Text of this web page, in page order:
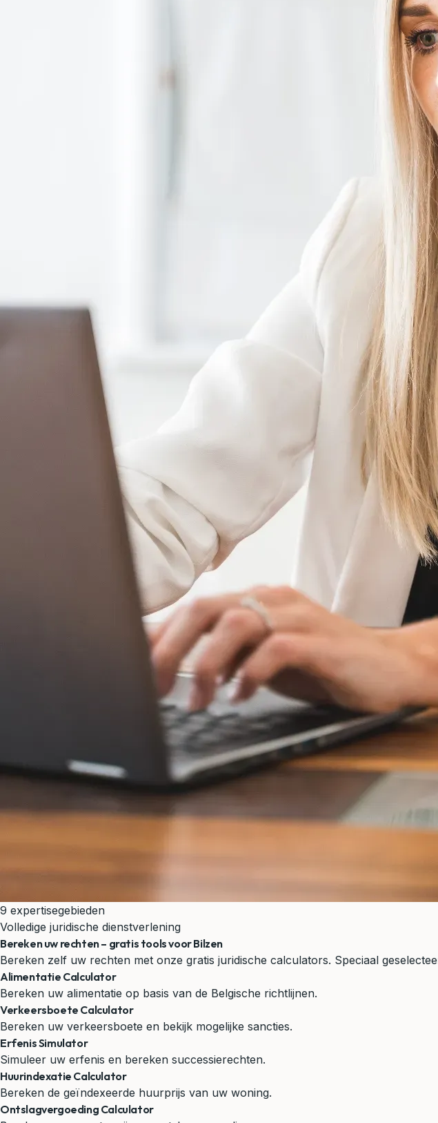
9 expertisegebieden
Volledige juridische dienstverlening
Bereken uw rechten – gratis tools voor Bilzen
Bereken zelf uw rechten met onze gratis juridische calculators. Speciaal
Alimentatie Calculator
Bereken uw alimentatie op basis van de Belgische richtlijnen.
Verkeersboete Calculator
Bereken uw verkeersboete en bekijk mogelijke sancties.
Erfenis Simulator
Simuleer uw erfenis en bereken successierechten.
Huurindexatie Calculator
Bereken de geïndexeerde huurprijs van uw woning.
Ontslagvergoeding Calculator